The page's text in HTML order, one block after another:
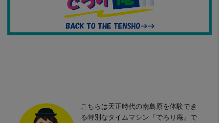
こちらは天正時代の南島原を体験でき
る特別なタイムマシン『でろり庵』で